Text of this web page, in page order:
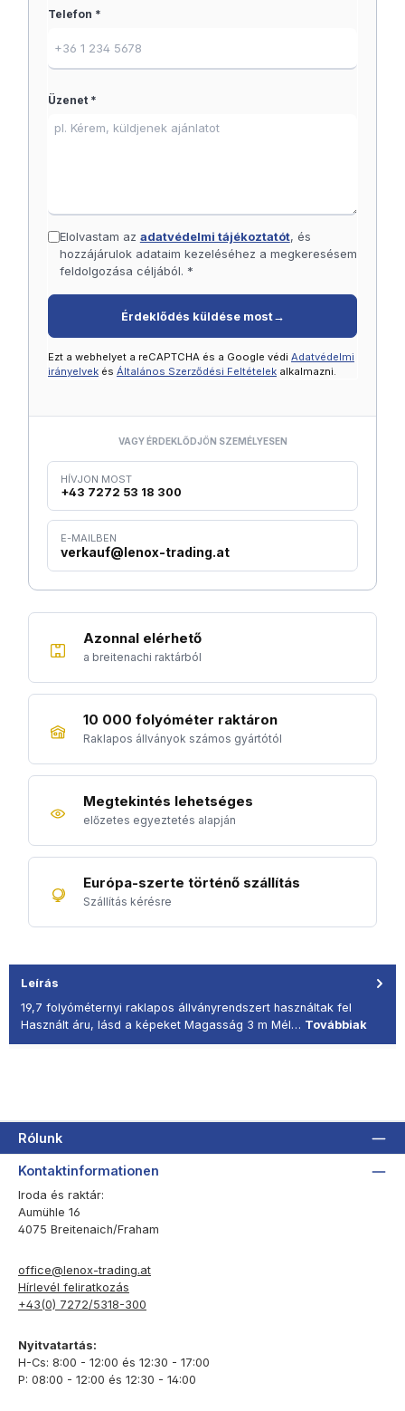
Telefon *
Üzenet *
Elolvastam az adatvédelmi tájékoztatót, és
hozzájárulok adataim kezeléséhez a megkeresésem
feldolgozása céljából. *
Érdeklődés küldése most→
Ezt a webhelyet a reCAPTCHA és a Google védi Adatvédelmi
irányelvek és Általános Szerződési Feltételek alkalmazni.
VAGY ÉRDEKLŐDJÖN SZEMÉLYESEN
HÍVJON MOST
+43 7272 53 18 300
E-MAILBEN
verkauf@lenox-trading.at
Azonnal elérhető
a breitenachi raktárból
10 000 folyóméter raktáron
Raklapos állványok számos gyártótól
Megtekintés lehetséges
előzetes egyeztetés alapján
Európa-szerte történő szállítás
Szállítás kérésre
Leírás
19,7 folyóméternyi raklapos állványrendszert használtak fel
Használt áru, lásd a képeket Magasság 3 m Mél… Továbbiak
Rólunk
Kontaktinformationen
Iroda és raktár:
Aumühle 16
4075 Breitenaich/Fraham
office@lenox-trading.at
Hírlevél feliratkozás
+43(0) 7272/5318-300
Nyitvatartás:
H-Cs: 8:00 - 12:00 és 12:30 - 17:00
P: 08:00 - 12:00 és 12:30 - 14:00